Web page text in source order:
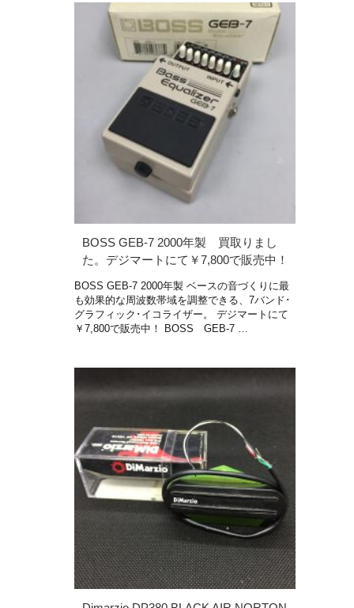
BOSS GEB-7 2000年製 買取りまし
た。デジマートにて￥7,800で販売中！
BOSS GEB-7 2000年製 ベースの音づくりに最
も効果的な周波数帯域を調整できる、7バンド･
グラフィック･イコライザー。 デジマートにて
￥7,800で販売中！ BOSS GEB-7 …